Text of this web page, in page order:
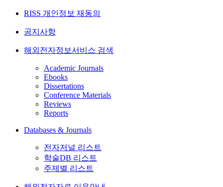
RISS 개인정보 재동의
공지사항
해외전자정보서비스 검색
Academic Journals
Ebooks
Dissertations
Conference Materials
Reviews
Reports
Databases & Journals
전자저널 리스트
학술DB 리스트
주제별 리스트